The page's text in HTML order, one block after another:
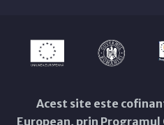
Acest site este
European, prin